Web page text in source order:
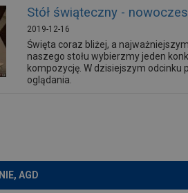
Stół świąteczny -
2019-12-16
Święta coraz bliżej, a
naszego stołu wybierzmy jeden
kompozycję. W dzisiejszym
oglądania.
AGD